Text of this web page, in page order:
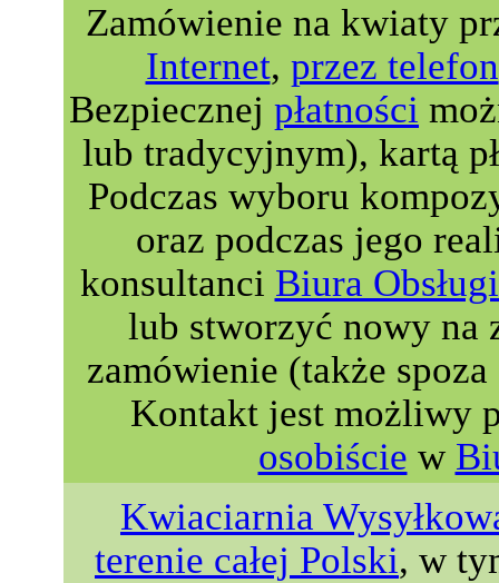
Zamówienie na kwiaty
Internet, przez telefon
Bezpiecznej płatności
lub tradycyjnym), kartą
Podczas wyboru
oraz podczas jego
konsultanci Biura
lub stworzyć nowy na
zamówienie (także
Kontakt jest możliwy
osobiście w
Kwiaciarnia
terenie całej Polski, w